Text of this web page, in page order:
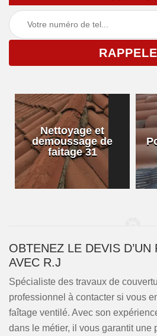
Nettoyage et
demoussage de
faitage 31
OBTENEZ LE DEVIS
AVEC R.J
Spécialiste des travaux de
professionnel à contacter si vous
faîtage ventilé. Avec son
dans le métier, il vous garantit une